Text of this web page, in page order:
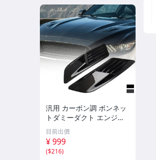
汎用 カーボン調 ボンネッ
トダミーダクト エンジン
フード飾り 外装ドレスア
ップ ボディステッカー
目前出價
¥ 999
($216)